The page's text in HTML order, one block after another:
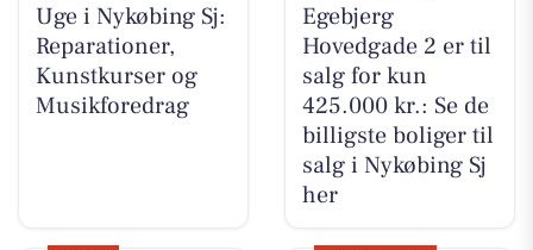
Uge i Nykøbing Sj:
Reparationer,
Kunstkurser og
Musikforedrag
Egebjerg
Hovedgade 2 er til
salg for kun
425.000 kr.: Se de
billigste boliger til
salg i Nykøbing Sj
her